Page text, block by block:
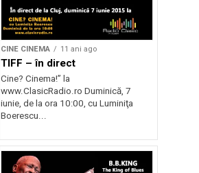
CINE CINEMA 11 ani ago
TIFF – în direct
Cine? Cinema!” la
www.ClasicRadio.ro Duminică, 7
iunie, de la ora 10:00, cu Luminiţa
Boerescu...